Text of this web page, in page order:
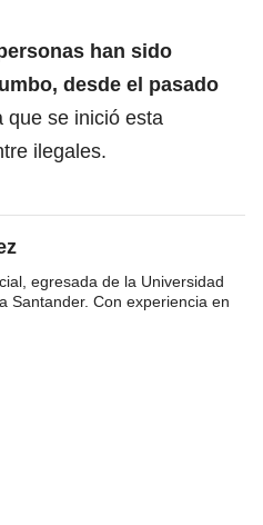
han sido
desde el pasado
que se inició esta
ilegales.
egresada de la Universidad
Santander. Con experiencia en